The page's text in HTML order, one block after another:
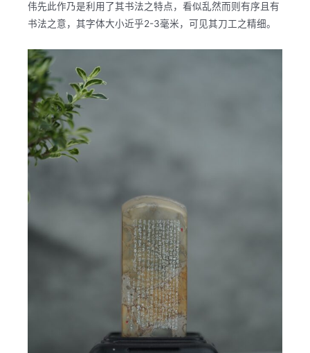
伟先此作乃是利用了其书法之特点，看似乱然而则有序且有
书法之意，其字体大小近乎2-3毫米，可见其刀工之精细。